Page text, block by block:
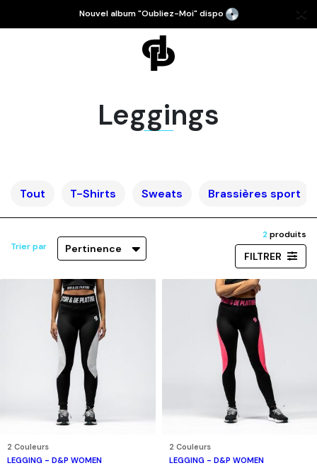
Nouvel album "Oubliez-Moi" dispo
Leggings
Tout T-Shirts Sweats Brassières sport
Trier par Pertinence
2produits
FILTRER
2 Couleurs
LEGGING - D&P WOMEN
2 Couleurs
LEGGING - D&P WOMEN